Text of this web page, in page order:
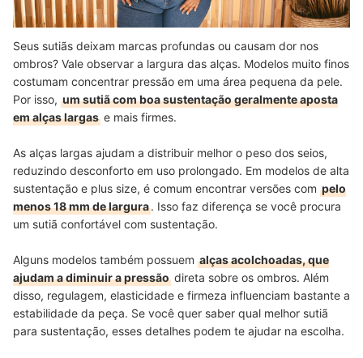
Seus sutiãs deixam marcas profundas ou causam dor nos
ombros? Vale observar a largura das alças. Modelos muito finos
costumam concentrar pressão em uma área pequena da pele.
Por isso, um sutiã com boa sustentação geralmente aposta
em alças largas e mais firmes.
As alças largas ajudam a distribuir melhor o peso dos seios,
reduzindo desconforto em uso prolongado. Em modelos de alta
sustentação e plus size, é comum encontrar versões com pelo
menos 18 mm de largura. Isso faz diferença se você procura
um sutiã confortável com sustentação.
Alguns modelos também possuem alças acolchoadas, que
ajudam a diminuir a pressão direta sobre os ombros. Além
disso, regulagem, elasticidade e firmeza influenciam bastante a
estabilidade da peça. Se você quer saber qual melhor sutiã
para sustentação, esses detalhes podem te ajudar na escolha.